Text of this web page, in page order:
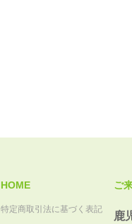
HOME
特定商取引法に基づく表記
ご
鹿